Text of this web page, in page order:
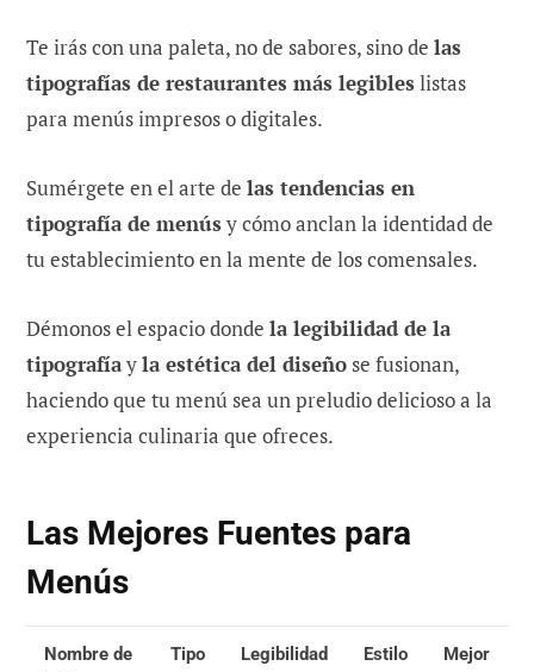
Te irás con una paleta, no de sabores, sino de las
tipografías de restaurantes más legibles listas
para menús impresos o digitales.
Sumérgete en el arte de las tendencias en
tipografía de menús y cómo anclan la identidad de
tu establecimiento en la mente de los comensales.
Démonos el espacio donde la legibilidad de la
tipografíayla estética del diseño se fusionan,
haciendo que tu menú sea un preludio delicioso a la
experiencia culinaria que ofreces.
Las Mejores Fuentes para
Menús
Nombre de
Tipo Legibilidad Estilo
Mejor